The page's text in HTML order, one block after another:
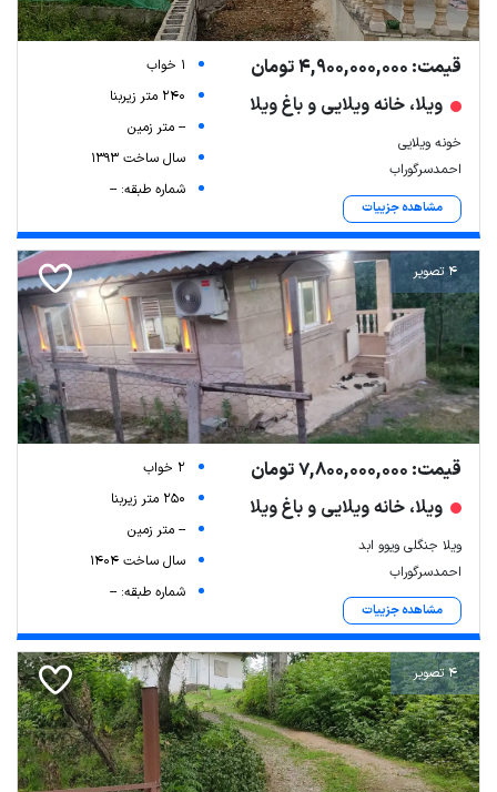
قیمت: 4,900,000,000 تومان
ویلا، خانه ویلایی و باغ ویلا
خونه ویلایی
احمدسرگوراب
مشاهده جزییات
1 خواب
240 متر زیربنا
-- متر زمین
سال ساخت 1393
شماره طبقه: --
4 تصویر
قیمت: 7,800,000,000 تومان
ویلا، خانه ویلایی و باغ ویلا
ویلا جنگلی ویوو ابد
احمدسرگوراب
مشاهده جزییات
2 خواب
250 متر زیربنا
-- متر زمین
سال ساخت 1404
شماره طبقه: --
4 تصویر